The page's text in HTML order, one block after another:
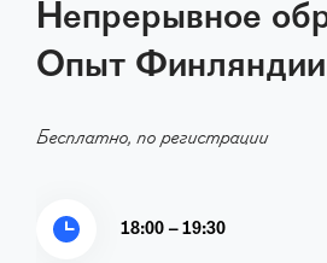
Непрерывное
Опыт Финляндии
Бесплатно, по регистрации
18:00 – 19:30